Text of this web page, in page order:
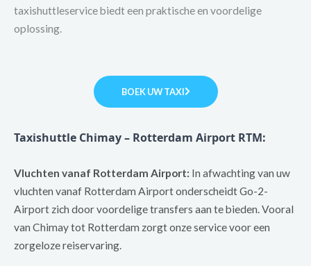
taxishuttleservice biedt een praktische en voordelige
oplossing.
BOEK UW TAXI
Taxishuttle Chimay – Rotterdam Airport RTM:
Vluchten vanaf Rotterdam Airport: In afwachting van uw
vluchten vanaf Rotterdam Airport onderscheidt Go-2-
Airport zich door voordelige transfers aan te bieden. Vooral
van Chimay tot Rotterdam zorgt onze service voor een
zorgeloze reiservaring.